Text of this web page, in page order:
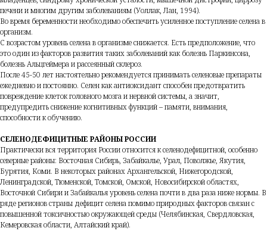
печени и многим другим заболеваниям (Уоллак, Лан, 1994).
Во время беременности необходимо обеспечить усиленное поступление селена в
организм.
С возрастом уровень селена в организме снижается. Есть предположение, что
это один из факторов развития таких заболеваний как болезнь Паркинсона,
болезнь Альцгеймера и рассеянный склероз.
После 45-50 лет настоятельно рекомендуется принимать селеновые препараты
ежедневно и постоянно. Селен как антиоксидант способен предотвратить
повреждение клеток головного мозга и нервной системы, а значит,
предупредить снижение когнитивных функций – памяти, внимания,
способности к обучению.
СЕЛЕНОДЕФИЦИТНЫЕ РАЙОНЫ РОССИИ
Практически вся территория России относится к селенодефицитной, особенно
северные районы: Восточная Сибирь, Забайкалье, Урал, Поволжье, Якутия,
Бурятия, Коми. В некоторых районах Архангельской, Нижегородской,
Ленинградской, Тюменской, Томской, Омской, Новосибирской областях,
Восточной Сибири и Забайкалья уровень селена почти в два раза ниже нормы. В
ряде регионов страны дефицит селена помимо природных факторов связан с
повышенной токсичностью окружающей среды (Челябинская, Свердловская,
Кемеровская области, Алтайский край).